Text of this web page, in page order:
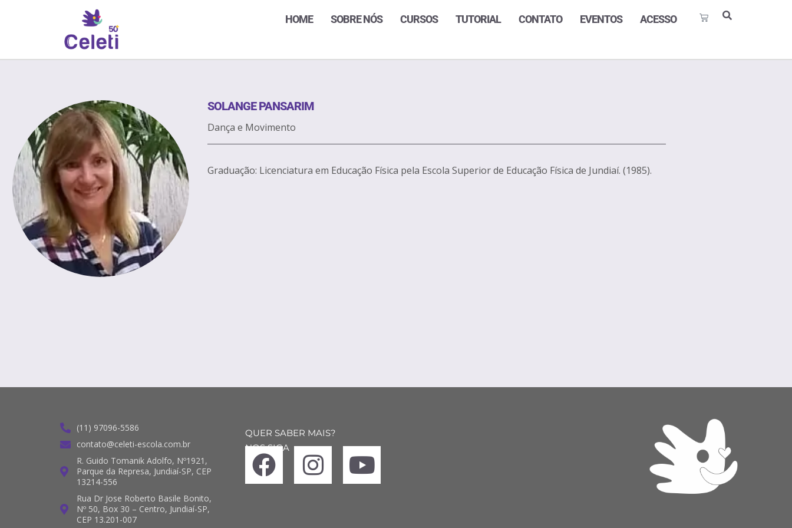
HOME SOBRE NÓS CURSOS TUTORIAL CONTATO EVENTOS ACESSO
SOLANGE PANSARIM
Dança e Movimento
Graduação: Licenciatura em Educação Física pela Escola Superior de Educação Física de Jundiaí. (1985).
(11) 97096-5586
contato@celeti-escola.com.br
R. Guido Tomanik Adolfo, Nº1921,
Parque da Represa, Jundiaí-SP, CEP
13214-556
Rua Dr Jose Roberto Basile Bonito,
Nº 50, Box 30 – Centro, Jundiaí-SP,
CEP 13.201-007
QUER SABER MAIS?
NOS SIGA